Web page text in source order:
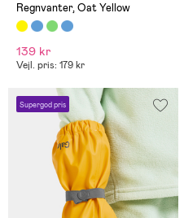
Regnvanter, Oat Yellow
139 kr
Vejl. pris: 179 kr
Supergod pris